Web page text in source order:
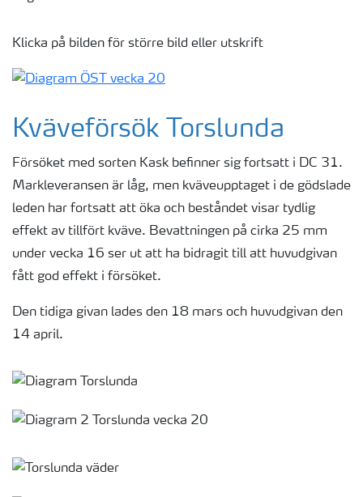
Klicka på bilden för större bild eller utskrift
Kväveförsök Torslunda
Försöket med sorten Kask befinner sig fortsatt i DC 31.
Markleveransen är låg, men kväveupptaget i de gödslade
leden har fortsatt att öka och beståndet visar tydlig
effekt av tillfört kväve. Bevattningen på cirka 25 mm
under vecka 16 ser ut att ha bidragit till att huvudgivan
fått god effekt i försöket.
Den tidiga givan lades den 18 mars och huvudgivan den
14 april.